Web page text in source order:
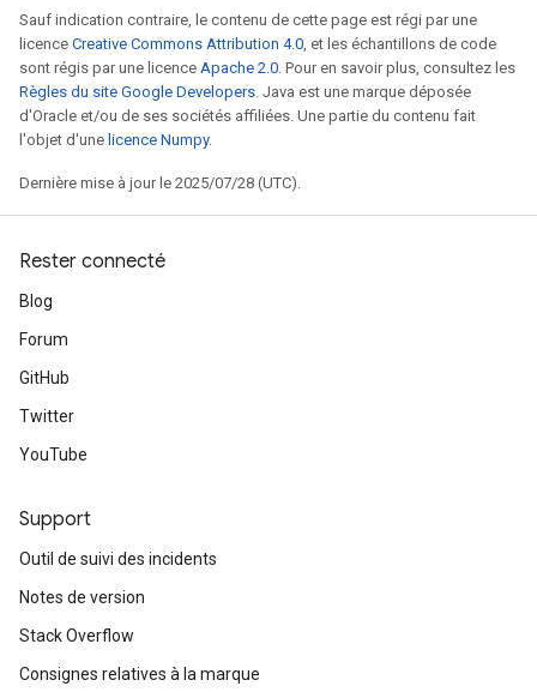
Sauf indication contraire, le contenu de cette page est régi par une
licence Creative Commons Attribution 4.0, et les échantillons de code
sont régis par une licence Apache 2.0. Pour en savoir plus, consultez les
Règles du site Google Developers. Java est une marque déposée
d'Oracle et/ou de ses sociétés affiliées. Une partie du contenu fait
l'objet d'une licence Numpy.
Dernière mise à jour le 2025/07/28 (UTC).
Rester connecté
Blog
Forum
GitHub
Twitter
YouTube
Support
Outil de suivi des incidents
Notes de version
Stack Overflow
Consignes relatives à la marque